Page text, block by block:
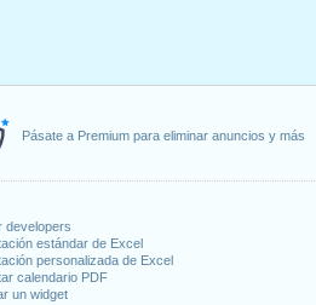
Pásate a Premium para eliminar anuncios y más
developers
estándar de Excel
personalizada de Excel
calendario PDF
un widget